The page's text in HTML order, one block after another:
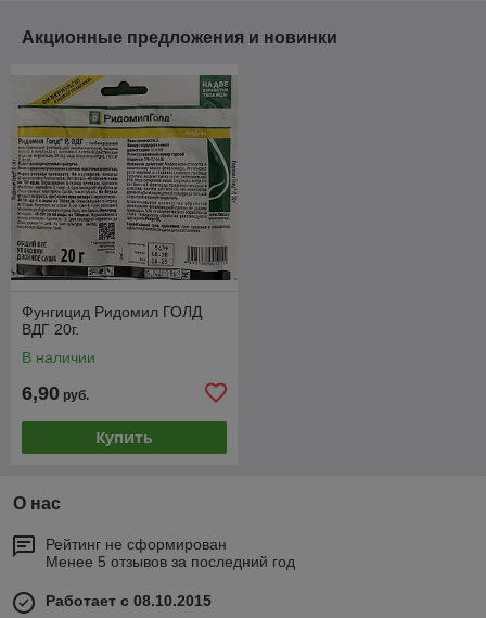
Акционные предложения и новинки
Фунгицид Ридомил ГОЛД
ВДГ 20г.
В наличии
6,90 руб.
Купить
О нас
Рейтинг не сформирован
Менее 5 отзывов за последний год
Работает с 08.10.2015